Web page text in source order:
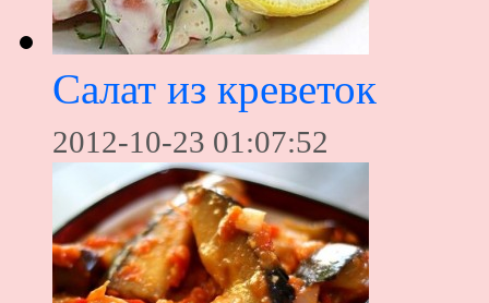
Салат из креветок
2012-10-23 01:07:52